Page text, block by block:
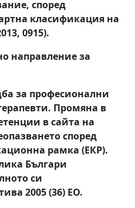
според
класификация на
0915).
направление за
за професионални
Промяна в
в сайта на
според
рамка (ЕКР).
Българи
си
2005 (36) ЕО.